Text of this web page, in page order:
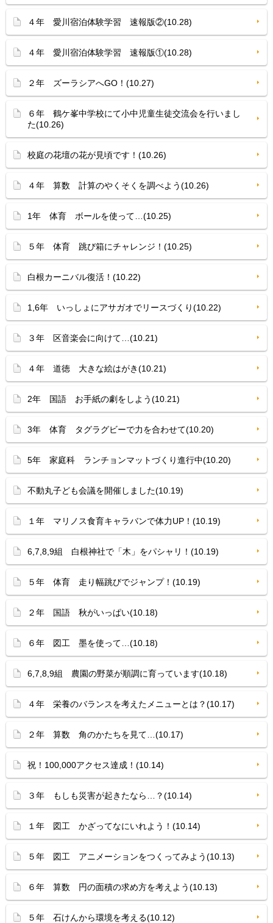
４年 愛川宿泊体験学習 速報版②(10.28)
４年 愛川宿泊体験学習 速報版①(10.28)
２年 ズーラシアへGO！(10.27)
６年 鶴ケ峯中学校にて小中児童生徒交流会を行いまし
た(10.26)
校庭の花壇の花が見頃です！(10.26)
４年 算数 計算のやくそくを調べよう(10.26)
1年 体育 ボールを使って…(10.25)
５年 体育 跳び箱にチャレンジ！(10.25)
白根カーニバル復活！(10.22)
1,6年 いっしょにアサガオでリースづくり(10.22)
３年 区音楽会に向けて…(10.21)
４年 道徳 大きな絵はがき(10.21)
2年 国語 お手紙の劇をしよう(10.21)
3年 体育 タグラグビーで力を合わせて(10.20)
5年 家庭科 ランチョンマットづくり進行中(10.20)
不動丸子ども会議を開催しました(10.19)
１年 マリノス食育キャラバンで体力UP！(10.19)
6,7,8,9組 白根神社で「木」をパシャリ！(10.19)
５年 体育 走り幅跳びでジャンプ！(10.19)
２年 国語 秋がいっぱい(10.18)
６年 図工 墨を使って…(10.18)
6,7,8,9組 農園の野菜が順調に育っています(10.18)
４年 栄養のバランスを考えたメニューとは？(10.17)
２年 算数 角のかたちを見て…(10.17)
祝！100,000アクセス達成！(10.14)
３年 もしも災害が起きたなら…？(10.14)
１年 図工 かざってなにいれよう！(10.14)
５年 図工 アニメーションをつくってみよう(10.13)
６年 算数 円の面積の求め方を考えよう(10.13)
５年 石けんから環境を考える(10.12)